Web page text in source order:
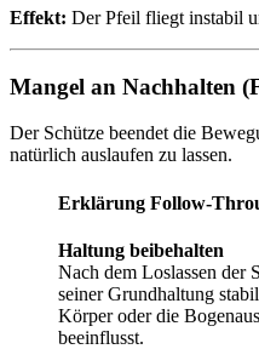
Effekt: Der Pfeil fliegt instabil
Mangel an Nachhalten
Der Schütze beendet die
natürlich auslaufen zu lassen.
Erklärung Follow-
Haltung beibehalten
Nach dem Loslassen der
seiner Grundhaltung
Körper oder die
beeinflusst.